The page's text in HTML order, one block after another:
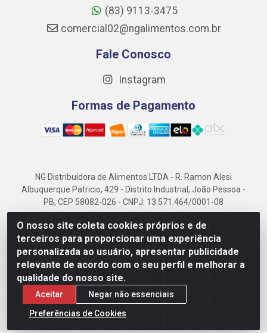
O nosso site coleta cookies próprios e de
terceiros para proporcionar uma experiência
personalizada ao usuário, apresentar publicidade
relevante de acordo com o seu perfil e melhorar a
qualidade do nosso site.
Aceitar
Negar não essenciais
Preferências de Cookies
(83) 9113-3475
comercial02@ngalimentos.com.br
Fale Conosco
Instagram
Formas de Pagamento
NG Distribuidora de Alimentos LTDA - R. Ramon Alesi
Albuquerque Patricio, 429 - Distrito Industrial, João Pessoa -
PB, CEP 58082-026 - CNPJ: 13.571.464/0001-08
NG Alimentos, há mais de 14 anos no mercado paraibano, é
referência em frigorificados, destacando-se pela logística
eficiente e excelência.